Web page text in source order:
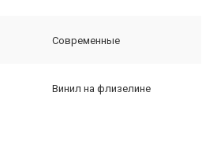
Современные
Винил на флизелине